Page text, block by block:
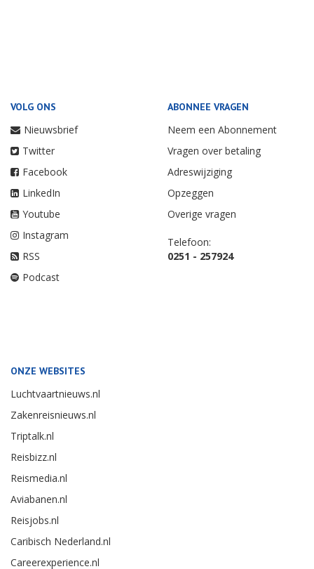
VOLG ONS
Nieuwsbrief
Twitter
Facebook
LinkedIn
Youtube
Instagram
RSS
Podcast
ABONNEE VRAGEN
Neem een Abonnement
Vragen over betaling
Adreswijziging
Opzeggen
Overige vragen
Telefoon:
0251 - 257924
ONZE WEBSITES
Luchtvaartnieuws.nl
Zakenreisnieuws.nl
Triptalk.nl
Reisbizz.nl
Reismedia.nl
Aviabanen.nl
Reisjobs.nl
Caribisch Nederland.nl
Careerexperience.nl